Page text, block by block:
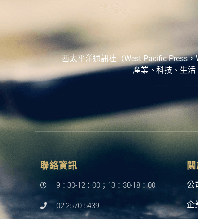
西太平洋通訊社（West Pacific Press
產業、科技、生
聯絡資訊
9：30-12：00；13：30-18：00
02-2570-5439
公
企